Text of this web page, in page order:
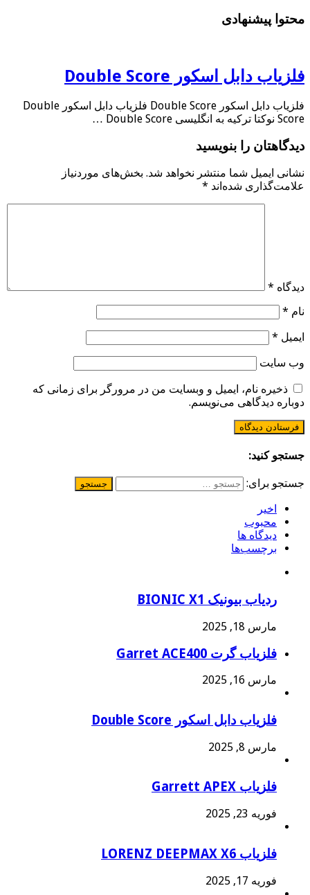
محتوا پیشنهادی
فلزیاب دابل اسکور Double Score
فلزیاب دابل اسکور Double Score فلزیاب دابل اسکور Double
Score نوکتا ترکیه به انگلیسی Double Score …
دیدگاهتان را بنویسید
نشانی ایمیل شما منتشر نخواهد شد. بخش‌های موردنیاز
علامت‌گذاری شده‌اند *
دیدگاه *
نام *
ایمیل *
وب‌ سایت
ذخیره نام، ایمیل و وبسایت من در مرورگر برای زمانی که
دوباره دیدگاهی می‌نویسم.
جستجو کنید:
جستجو برای:
اخیر
محبوب
دیدگاه ها
برچسب‌ها
ردیاب بیونیک BIONIC X1
مارس 18, 2025
فلزیاب گرت Garret ACE400
مارس 16, 2025
فلزیاب دابل اسکور Double Score
مارس 8, 2025
فلزیاب Garrett APEX
فوریه 23, 2025
فلزیاب LORENZ DEEPMAX X6
فوریه 17, 2025